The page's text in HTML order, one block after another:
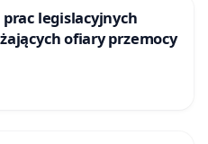
prac legislacyjnych
narażających ofiary przemocy